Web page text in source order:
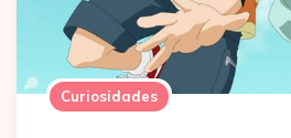
Curiosidades